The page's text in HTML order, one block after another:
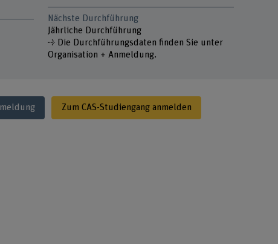
Nächste Durchführung
Jährliche Durchführung
⇢ Die Durchführungsdaten finden Sie unter
Organisation + Anmeldung.
Zum CAS-Studiengang anmelden